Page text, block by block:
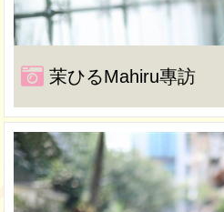
茉ひるMahiru專訪